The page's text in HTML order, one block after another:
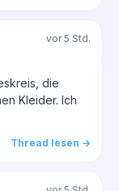
vor 5 Std.
die
Kleider. Ich
Thread lesen →